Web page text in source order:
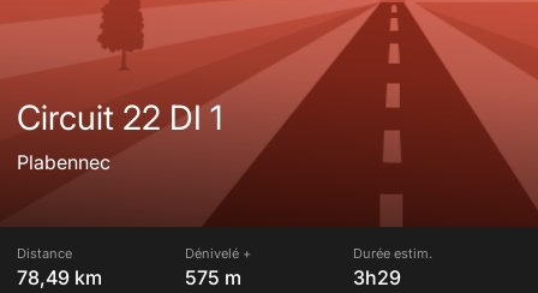
Circuit 22 DI 1
Plabennec
Distance
78,49 km
Dénivelé +
575 m
Durée estim.
3h29